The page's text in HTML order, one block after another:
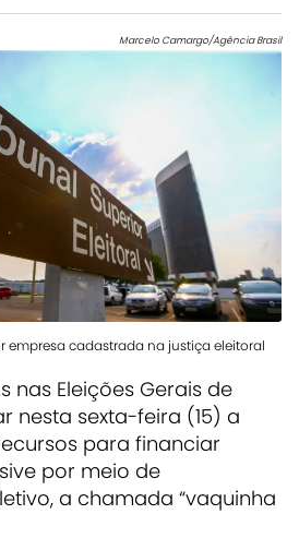
Marcelo Camargo/Agência Brasil
empresa cadastrada na justiça eleitoral
nas Eleições Gerais de
nesta sexta-feira (15) a
para financiar
por meio de
a chamada “vaquinha